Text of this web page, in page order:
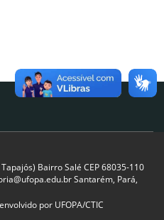
Bairro Salé CEP 68035-110
Santarém, Pará,
por UFOPA/CTIC